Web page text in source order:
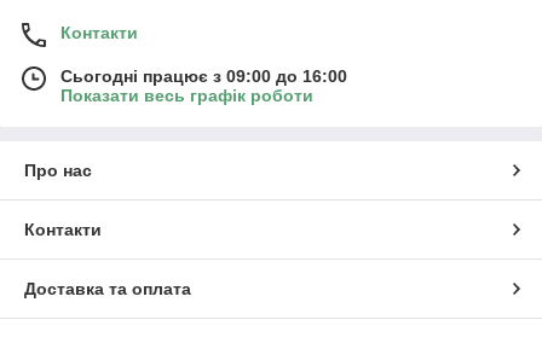
Контакти
Сьогодні працює з 09:00 до 16:00
Показати весь графік роботи
Про нас
Контакти
Доставка та оплата